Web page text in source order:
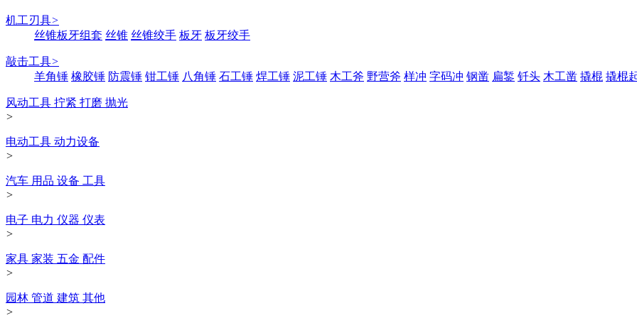
机工刃具>
丝锥板牙组套 丝锥 丝锥绞手 板牙 板牙绞手
敲击工具>
羊角锤 橡胶锤 防震锤 钳工锤 八角锤 石工锤 焊工锤 泥工锤 木工斧 野营斧 样冲 字码冲 钢凿 扁錾 钎头 木工凿 撬棍 撬棍
风动工具 拧紧 打磨 抛光
>
电动工具 动力设备
>
汽车 用品 设备 工具
>
电子 电力 仪器 仪表
>
家具 家装 五金 配件
>
园林 管道 建筑 其他
>